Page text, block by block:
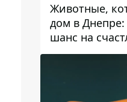
Животные,
дом в
шанс на